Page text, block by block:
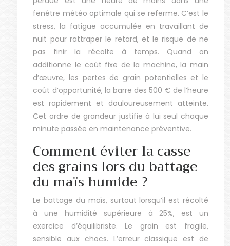
fenêtre météo optimale qui se referme. C’est le
stress, la fatigue accumulée en travaillant de
nuit pour rattraper le retard, et le risque de ne
pas finir la récolte à temps. Quand on
additionne le coût fixe de la machine, la main
d’œuvre, les pertes de grain potentielles et le
coût d’opportunité, la barre des 500 € de l’heure
est rapidement et douloureusement atteinte.
Cet ordre de grandeur justifie à lui seul chaque
minute passée en maintenance préventive.
Comment éviter la casse
des grains lors du battage
du maïs humide ?
Le battage du maïs, surtout lorsqu’il est récolté
à une humidité supérieure à 25%, est un
exercice d’équilibriste. Le grain est fragile,
sensible aux chocs. L’erreur classique est de